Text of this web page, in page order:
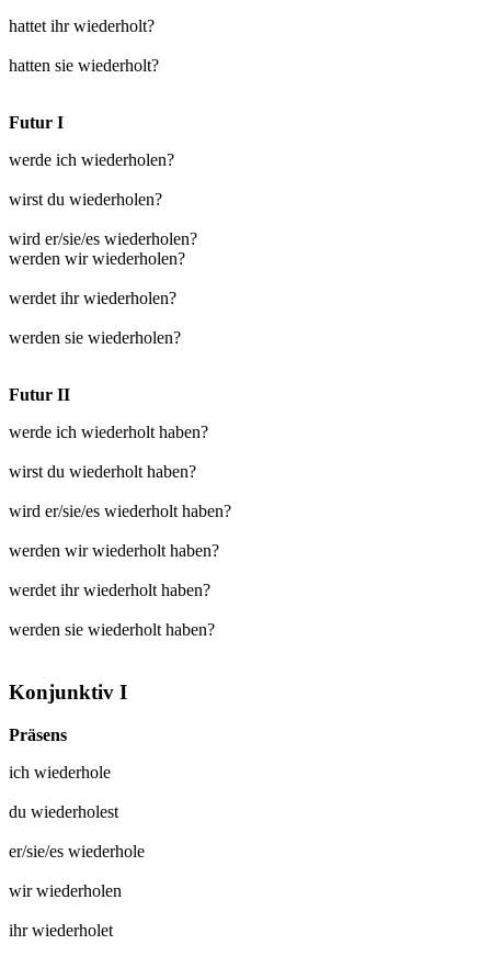
hattet ihr wiederholt?
hatten sie wiederholt?
Futur I
werde ich wiederholen?
wirst du wiederholen?
wird er/sie/es wiederholen?
werden wir wiederholen?
werdet ihr wiederholen?
werden sie wiederholen?
Futur II
werde ich wiederholt haben?
wirst du wiederholt haben?
wird er/sie/es wiederholt haben?
werden wir wiederholt haben?
werdet ihr wiederholt haben?
werden sie wiederholt haben?
Konjunktiv I
Präsens
ich wiederhole
du wiederholest
er/sie/es wiederhole
wirwiederholen
ihrwiederholet